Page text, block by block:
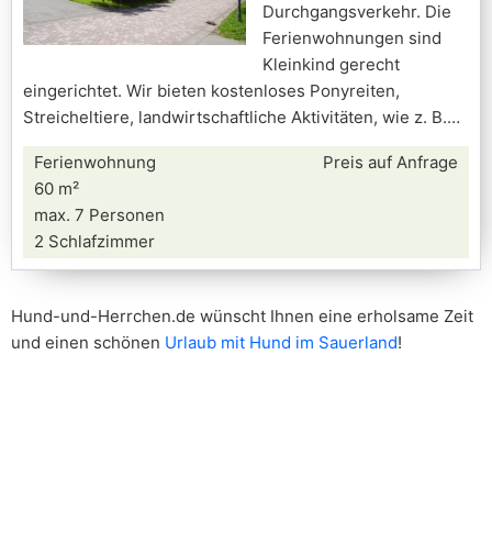
Durchgangsverkehr. Die
Ferienwohnungen sind
Kleinkind gerecht
eingerichtet. Wir bieten kostenloses Ponyreiten,
Streicheltiere, landwirtschaftliche Aktivitäten, wie z. B.
Ferienwohnung
60 m²
max. 7 Personen
2 Schlafzimmer
Preis auf Anfrage
Hund-und-Herrchen.de wünscht Ihnen eine erholsame Zeit
und einen schönen Urlaub mit Hund im Sauerland!